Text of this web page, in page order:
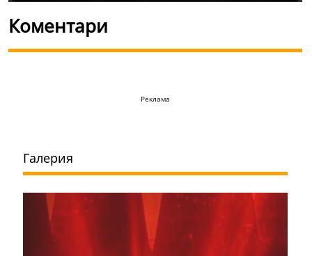
Коментари
Реклама
Галерия